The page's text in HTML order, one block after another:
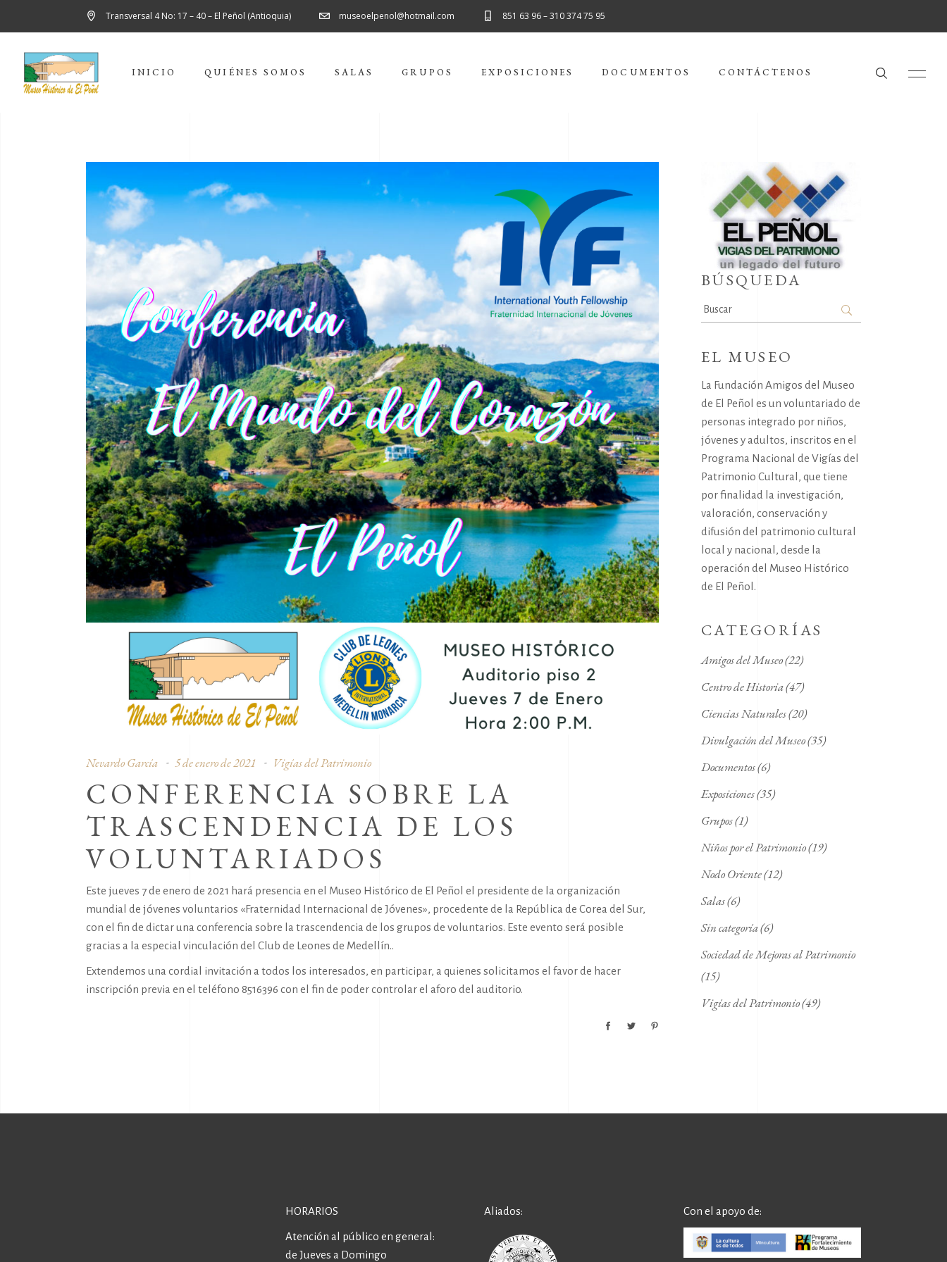
Transversal 4 No: 17 – 40 – El Peñol (Antioquia) museoelpenol@hotmail.com 851 63 96 – 310 374 75 95
INICIO QUIÉNES SOMOS SALAS GRUPOS EXPOSICIONES DOCUMENTOS CONTÁCTENOS
Nevardo García 5 de enero de 2021 Vigías del Patrimonio
CONFERENCIA SOBRE LA
TRASCENDENCIA DE LOS
VOLUNTARIADOS
Este jueves 7 de enero de 2021 hará presencia en el Museo Histórico de El Peñol el presidente de la organización
mundial de jóvenes voluntarios «Fraternidad Internacional de Jóvenes», procedente de la República de Corea del Sur,
con el fin de dictar una conferencia sobre la trascendencia de los grupos de voluntarios. Este evento será posible
gracias a la especial vinculación del Club de Leones de Medellín..
Extendemos una cordial invitación a todos los interesados, en participar, a quienes solicitamos el favor de hacer
inscripción previa en el teléfono 8516396 con el fin de poder controlar el aforo del auditorio.
BÚSQUEDA
Search
for:
EL MUSEO
La Fundación Amigos del Museo
de El Peñol es un voluntariado de
personas integrado por niños,
jóvenes y adultos, inscritos en el
Programa Nacional de Vigías del
Patrimonio Cultural, que tiene
por finalidad la investigación,
valoración, conservación y
difusión del patrimonio cultural
local y nacional, desde la
operación del Museo Histórico
de El Peñol.
CATEGORÍAS
Amigos del Museo(22)
Centro de Historia(47)
Ciencias Naturales(20)
Divulgación del Museo(35)
Documentos(6)
Exposiciones(35)
Grupos(1)
Niños por el Patrimonio(19)
Nodo Oriente(12)
Salas(6)
Sin categoría(6)
Sociedad de Mejoras al Patrimonio
(15)
Vigías del Patrimonio(49)
HORARIOS
Atención al público en general:
de Jueves a Domingo
Aliados: Con el apoyo de: